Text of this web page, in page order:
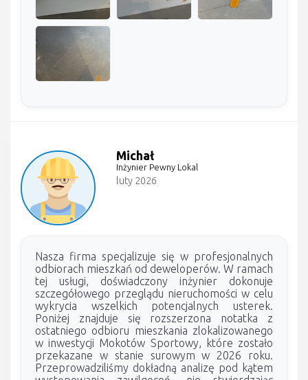
Michał
Inżynier Pewny Lokal
luty 2026
Nasza firma specjalizuje się w profesjonalnych
odbiorach mieszkań od deweloperów. W ramach
tej usługi, doświadczony inżynier dokonuje
szczegółowego przeglądu nieruchomości w celu
wykrycia wszelkich potencjalnych usterek.
Poniżej znajduje się rozszerzona notatka z
ostatniego odbioru mieszkania zlokalizowanego
w inwestycji Mokotów Sportowy, które zostało
przekazane w stanie surowym w 2026 roku.
Przeprowadziliśmy dokładną analizę pod kątem